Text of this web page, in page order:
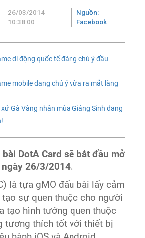
26/03/2014
10:38:00
Nguồn:
Facebook
di động quốc tế đáng chú ý đầu
mobile đang chú ý vừa ra mắt làng
Gà Vàng nhân mùa Giáng Sinh đang
DotA Card sẽ bắt đầu mở
26/3/2014.
là tựa gMO đấu bài lấy cảm
tạo sự quen thuộc cho người
tạo hình tướng quen thuộc
tương thích tốt với thiết bị